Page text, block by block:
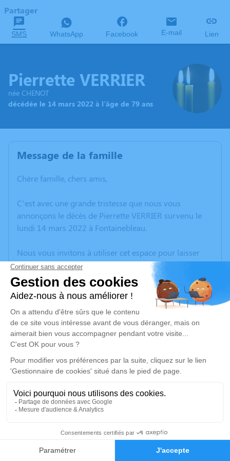
Faire-part Hommages
Partager
SMS WhatsApp Facebook E-mail Lien
Pierrette VERRIER
née CHENOT
décédée le 14 mars 2022 à l'âge de 79 ans
Message de la famille
Chère famille, chers amis,
C’est avec une grande tristesse que nous vous
annonçons le décès de Pierrette VERRIER survenu le
lundi 14 mars 2022 à Fontainebleau.
Nous vous invitons à utiliser cet espace pour laisser
vos condoléances, partager des photos souvenirs, une
anecdote ou exprimer vos pensées à travers des
poèmes ou des textes. Cet endroit est un lieu
d'expression dédié à honorer la mémoire de Pierrette
VERRIER.
Un service de plantation d’arbre hommage est
disponible ici.
Je rends hommage
Cérémonie religieuse
Église Nativité de la Vierge Marie de Boeurs-
en-Othe